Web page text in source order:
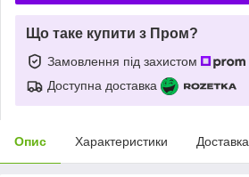
Що таке купити з Пром?
Замовлення під захистом
Доступна доставка
Опис Характеристики Доставка